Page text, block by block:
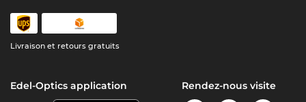
Livraison et retours gratuits
Edel-Optics application Rendez-nous visite